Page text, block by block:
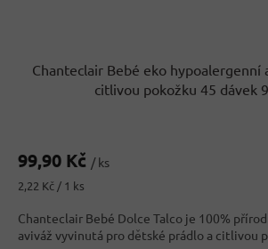
Chanteclair Bebé eko hypoalergenní
citlivou pokožku 45 dávek
99,90 Kč / ks
Měrná
2,22 Kč / 1 ks
Chanteclair Bebé Dolce Talco je 100%
aviváž vyvinutá pro dětské prádlo a citlivou